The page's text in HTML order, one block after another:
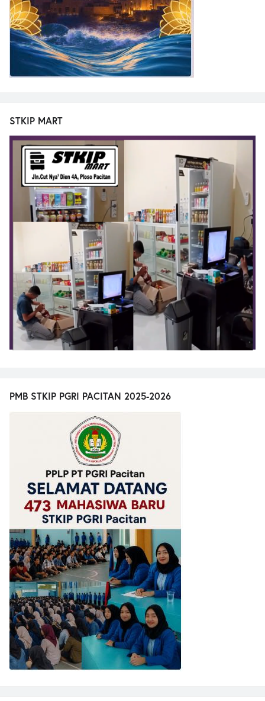
STKIP MART
PMB STKIP PGRI PACITAN 2025-2026